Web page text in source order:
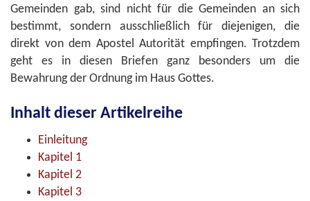
Gemeinden gab, sind nicht für die Gemeinden an sich
bestimmt, sondern ausschließlich für diejenigen, die
direkt von dem Apostel Autorität empfingen. Trotzdem
geht es in diesen Briefen ganz besonders um die
Bewahrung der Ordnung im Haus Gottes.
Inhalt dieser Artikelreihe
Einleitung
Kapitel 1
Kapitel 2
Kapitel 3